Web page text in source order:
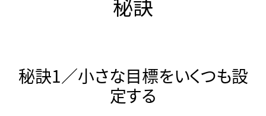
秘訣
秘訣1／小さな目標をいくつも設
定する